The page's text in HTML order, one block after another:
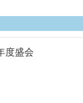
度盛会